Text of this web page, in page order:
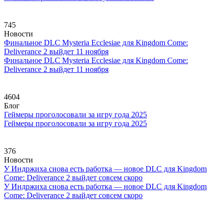
745
Новости
Финальное DLC Mysteria Ecclesiae для Kingdom Come:
Deliverance 2 выйдет 11 ноября
Финальное DLC Mysteria Ecclesiae для Kingdom Come:
Deliverance 2 выйдет 11 ноября
4604
Блог
Геймеры проголосовали за игру года 2025
Геймеры проголосовали за игру года 2025
376
Новости
У Индржиха снова есть работка — новое DLC для Kingdom
Come: Deliverance 2 выйдет совсем скоро
У Индржиха снова есть работка — новое DLC для Kingdom
Come: Deliverance 2 выйдет совсем скоро